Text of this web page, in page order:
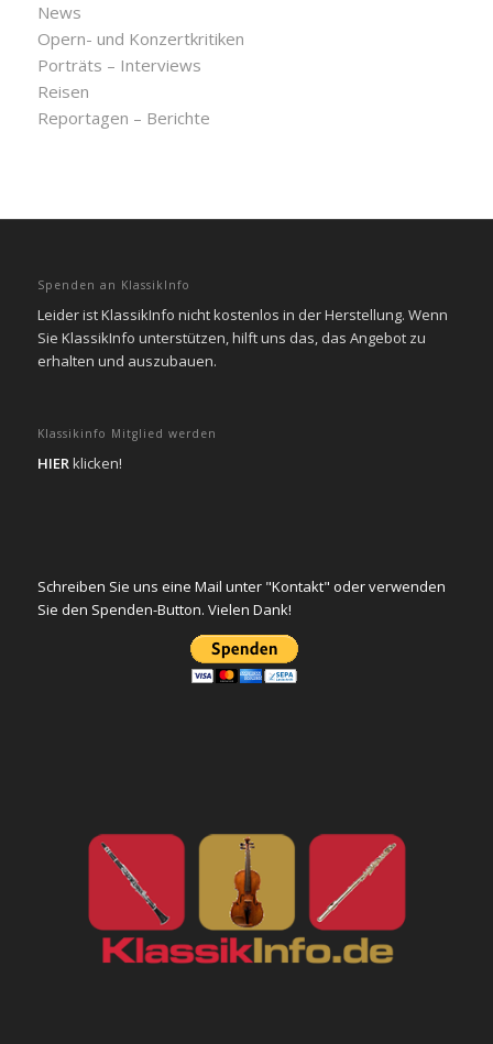
News
Opern- und Konzertkritiken
Porträts – Interviews
Reisen
Reportagen – Berichte
Spenden an KlassikInfo
Leider ist KlassikInfo nicht kostenlos in der Herstellung. Wenn
Sie KlassikInfo unterstützen, hilft uns das, das Angebot zu
erhalten und auszubauen.
Klassikinfo Mitglied werden
HIERklicken!
Schreiben Sie uns eine Mail unter "Kontakt" oder verwenden
Sie den Spenden-Button. Vielen Dank!